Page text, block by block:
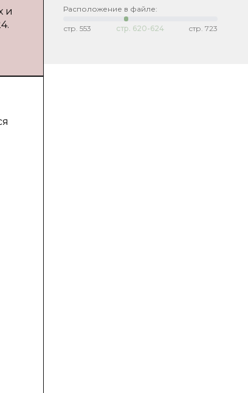
и
Расположение в файле:
стр. 553 стр. 620-624 стр. 723